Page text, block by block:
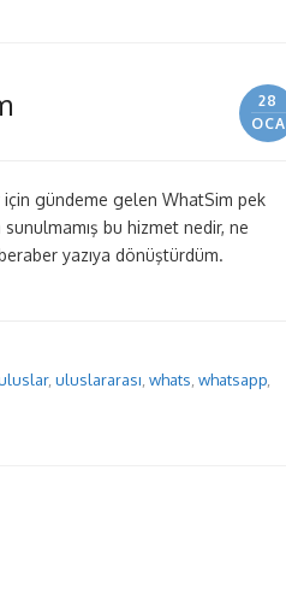
28
OCA
gündeme gelen WhatSim pek
bu hizmet nedir, ne
yazıya dönüştürdüm.
, uluslararası, whats, whatsapp,